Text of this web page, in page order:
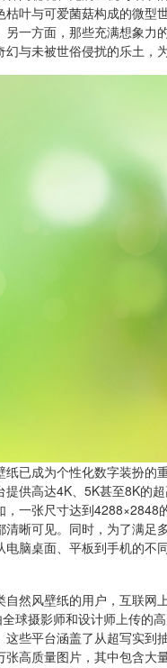
叶与可爱菌菇构成的微型
一方面，那些充满想象力
与未被世俗侵扰的乐土，
已成为个性化数字装扮
供高达4K、5K甚至8K的
一张尺寸达到
晰可见。同时，为了满足
脑桌面、平板到手机的不
然风壁纸的用户，互联网
球摄影师和设计师上传的
些平台涵盖了从超写实到
高质量图片，其中包含大